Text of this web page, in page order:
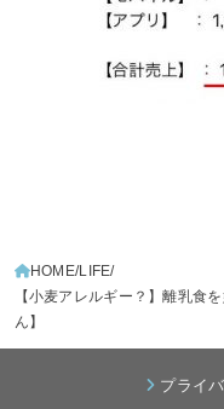
HOME LIFE
【小麦アレルギー？】離乳食
ん】
プライ